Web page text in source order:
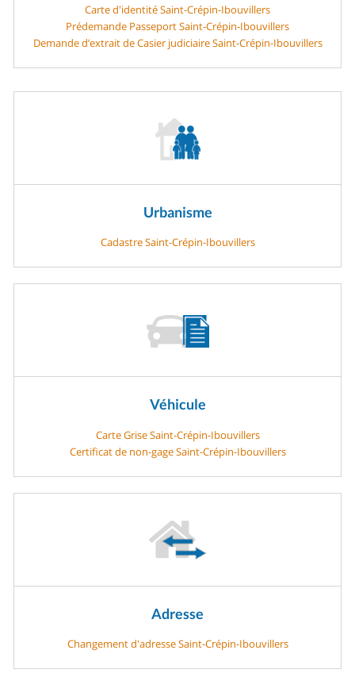
Carte d'identité Saint-Crépin-Ibouvillers
Prédemande Passeport Saint-Crépin-Ibouvillers
Demande d’extrait de Casier judiciaire Saint-Crépin-Ibouvillers
Urbanisme
Cadastre Saint-Crépin-Ibouvillers
Véhicule
Carte Grise Saint-Crépin-Ibouvillers
Certificat de non-gage Saint-Crépin-Ibouvillers
Adresse
Changement d'adresse Saint-Crépin-Ibouvillers